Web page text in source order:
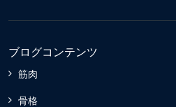
ブログコンテンツ
筋肉
骨格